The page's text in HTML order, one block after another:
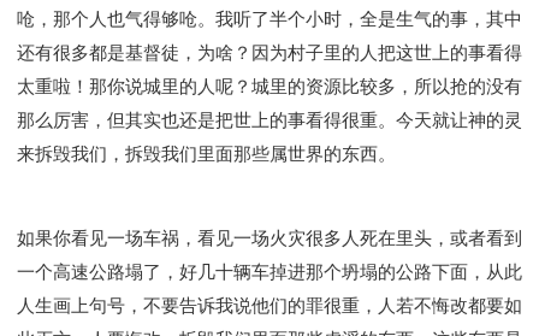
呛，那个人也气得够呛。我听了半个小时，全是生气的事，其中
还有很多都是基督徒，为啥？因为村子里的人把这世上的事看得
太重啦！那你说城里的人呢？城里的资源比较多，所以抢的没有
那么厉害，但其实也还是把世上的事看得很重。今天就让神的灵
来拆毁我们，拆毁我们里面那些属世界的东西。
如果你看见一场车祸，看见一场火灾很多人死在里头，或者看到
一个高速公路塌了，好几十辆车掉进那个坍塌的公路下面，从此
人生画上句号，不要告诉我说他们的罪很重，人若不悔改都要如